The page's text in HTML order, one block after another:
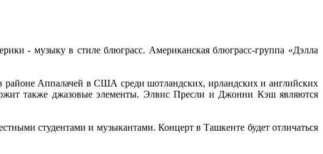
- музыку в стиле блюграсс. Американская блюграсс-группа «Дэлла
Аппалачей в США среди шотландских, ирландских и английских
также джазовые элементы. Элвис Пресли и Джонни Кэш являются
студентами и музыкантами. Концерт в Ташкенте будет отличаться